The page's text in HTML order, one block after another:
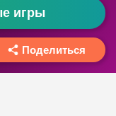
игры
Поделиться